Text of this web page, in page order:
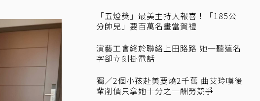
「五燈獎」最美主持人報喜！「185公
分帥兒」要百萬名畫當賀禮
演藝工會終於聯絡上田路路 她一聽這名
字卻立刻掛電話
獨／2個小孩赴美要燒2千萬 曲艾玲嘆後
輩削價只拿她十分之一酬勞競爭